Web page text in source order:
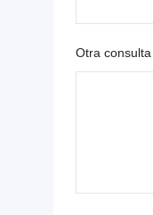
Otra consulta